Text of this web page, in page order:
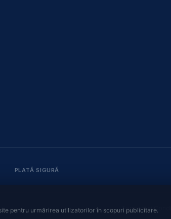
PLATĂ SIGURĂ
Termeni și
pentru urmărirea utilizatorilor în scopuri publicitare.